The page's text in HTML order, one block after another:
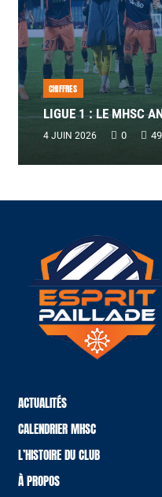
CHIFFRES
LIGUE 1 : LE MHSC
4 JUIN 2026 0
ACTUALITÉS
CALENDRIER MHSC
L’HISTOIRE DU CLUB
À PROPOS